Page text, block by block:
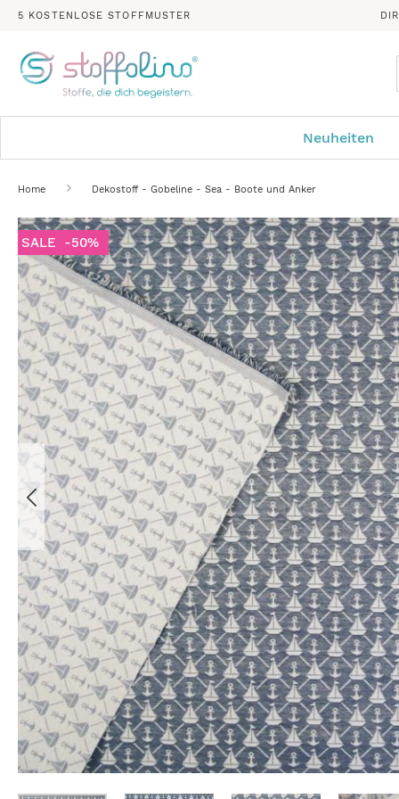
5 KOSTENLOSE STOFFMUSTER
Neuheiten
Home Dekostoff - Gobeline - Sea - Boote und Anker
Zum
Ende
der
Bildergalerie
springen
SALE -50%